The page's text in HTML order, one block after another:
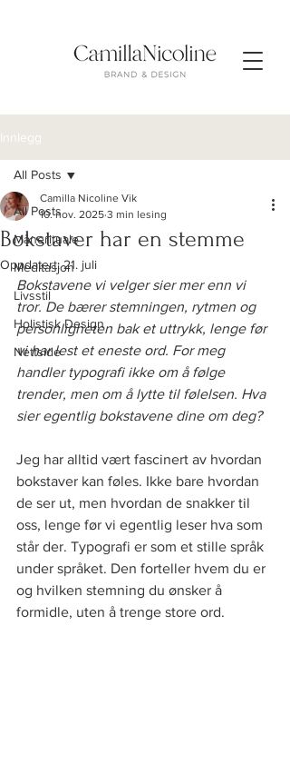
Innlegg
All Posts
Månerituale
Meditasjon
Livsstil
Holistisk Design
Nettside
All Posts
Bokstaver har en stemme
Camilla Nicoline Vik
10. nov. 2025 3 min lesing
Oppdatert:21. juli
Bokstavene vi velger sier mer enn vi
tror. De bærer stemningen, rytmen og
personligheten bak et uttrykk, lenge før
vi har lest et eneste ord. For meg
handler typografi ikke om å følge
trender, men om å lytte til følelsen. Hva
sier egentlig bokstavene dine om deg?
Jeg har alltid vært fascinert av hvordan
bokstaver kan føles. Ikke bare hvordan
de ser ut, men hvordan de snakker til
oss, lenge før vi egentlig leser hva som
står der. Typografi er som et stille språk
under språket. Den forteller hvem du er
og hvilken stemning du ønsker å
formidle, uten å trenge store ord.